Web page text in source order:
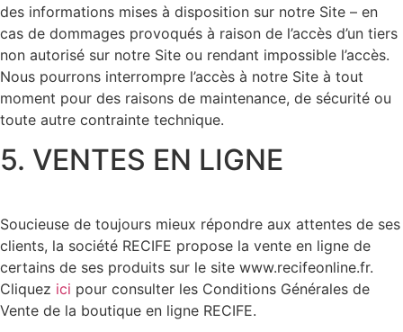
des informations mises à disposition sur notre Site – en
cas de dommages provoqués à raison de l’accès d’un tiers
non autorisé sur notre Site ou rendant impossible l’accès.
Nous pourrons interrompre l’accès à notre Site à tout
moment pour des raisons de maintenance, de sécurité ou
toute autre contrainte technique.
5. VENTES EN LIGNE
Soucieuse de toujours mieux répondre aux attentes de ses
clients, la société RECIFE propose la vente en ligne de
certains de ses produits sur le site www.recifeonline.fr.
Cliquez ici pour consulter les Conditions Générales de
Vente de la boutique en ligne RECIFE.